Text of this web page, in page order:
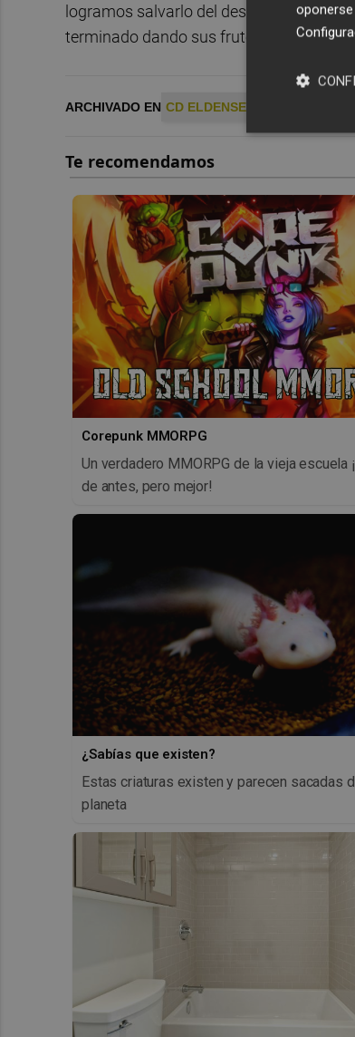
logramos salvarlo del descenso en
terminado dando sus frutos",
ARCHIVADO EN CD ELDENSE
Corepunk MMORPG
Un verdadero MMORPG de la vieja escuela
de antes, pero mejor!
¿Sabías que existen?
Estas criaturas existen y parecen sacadas
planeta
oponerse